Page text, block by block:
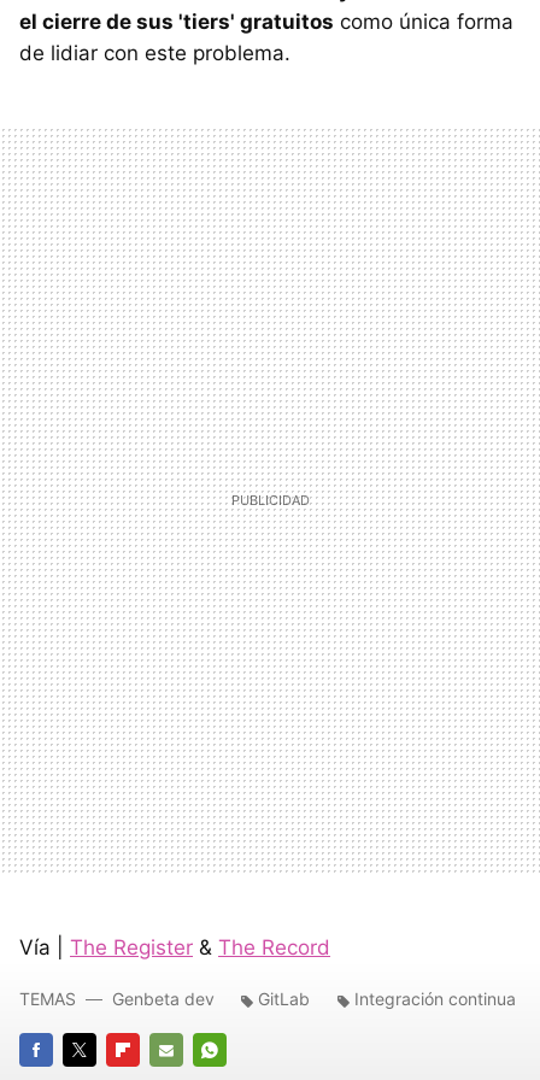
el cierre de sus 'tiers' gratuitos como única forma
de lidiar con este problema.
Vía | The Register & The Record
TEMAS Genbeta dev GitLab Integración continua